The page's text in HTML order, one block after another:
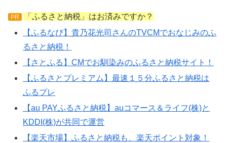
PR
「ふるさと納税」はお済みですか？
【ふるなび】貴乃花光司さんのTVCMでおなじみのふ
るさと納税！
【さとふる】CMでお馴染みのふるさと納税サイト！
【ふるさとプレミアム】最速１５分ふるさと納税は
ふるプレ
【au PAYふるさと納税】auコマース＆ライフ(株)と
KDDI(株)が共同で運営
【楽天市場】ふるさと納税も、楽天ポイント対象！